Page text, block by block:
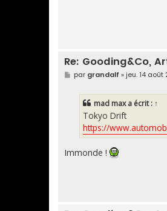
Re: Gooding&Co,
M
e
par grandalf » jeu. 14 août
mad maxa écrit : ↑
Tokyo Drift
https://
Immonde !